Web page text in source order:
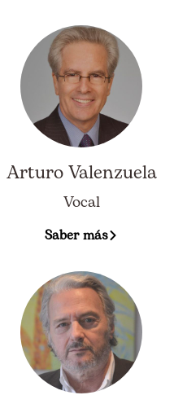
Arturo Valenzuela
Vocal
Saber más